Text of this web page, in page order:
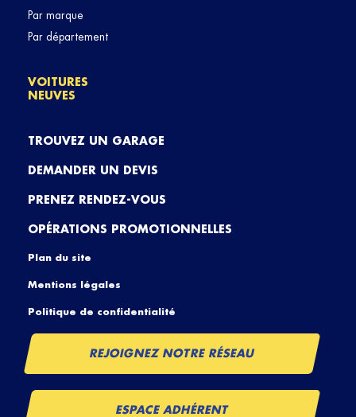
Par marque
Par département
VOITURES
NEUVES
TROUVEZ UN GARAGE
DEMANDER UN DEVIS
PRENEZ RENDEZ-VOUS
OPÉRATIONS PROMOTIONNELLES
Plan du site
Mentions légales
Politique de confidentialité
REJOIGNEZ NOTRE RÉSEAU
ESPACE ADHÉRENT